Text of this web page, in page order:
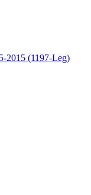
2015 (1197-Leg)